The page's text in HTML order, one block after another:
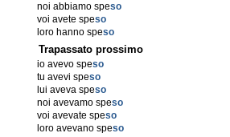
noi abbiamo speso
voi avete speso
loro hanno speso
Trapassato prossimo
io avevo speso
tu avevi speso
lui aveva speso
noi avevamo speso
voi avevate speso
loro avevano speso